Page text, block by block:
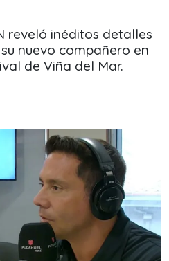
reveló inéditos detalles
nuevo compañero en
de Viña del Mar.